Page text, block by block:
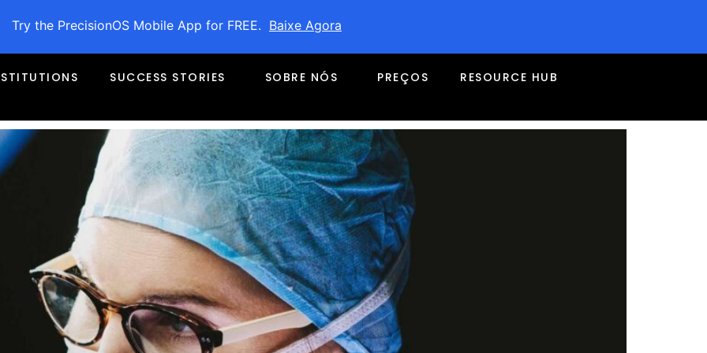
Try the PrecisionOS Mobile App for FREE. Baixe Agora
SUCCESS STORIES SOBRE NÓS PREÇOS RESOURCE HUB
orthopaedic surgery residents using VR solutions